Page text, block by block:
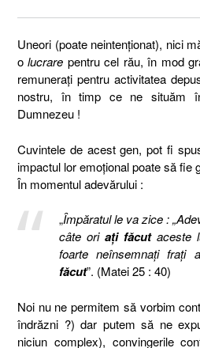
Uneori (poate neintenţionat), nici
olucrare pentru cel rău, în mod
remuneraţi pentru activitatea
nostru, în timp ce ne situăm
Dumnezeu !
Cuvintele de acest gen, pot fi
impactul lor emoţional poate să fie
În momentul adevărului :
„Împăratul le va zice :
câte ori aţi făcutaceste
foarte neînsemnaţi fraţi
făcut”. (Matei 25 : 40)
Noi nu ne permitem să vorbim
îndrăzni ?) dar putem să ne
niciun complex), convingerile